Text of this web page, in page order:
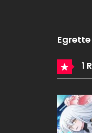
1